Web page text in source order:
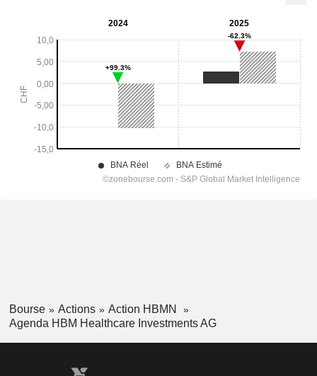
Bourse Actions
Action HBMN
Agenda HBM Healthcare Investments AG